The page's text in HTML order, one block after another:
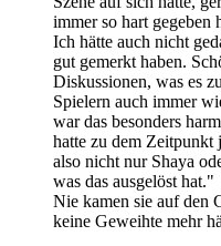
immer so hart gegeben
Ich hätte auch nicht
gut gemerkt haben.
Diskussionen, was es
Spielern auch immer
war das besonders
hatte zu dem Zeitpunkt
also nicht nur Shaya
was das ausgelöst hat."
Nie kamen sie auf den
keine Geweihte mehr